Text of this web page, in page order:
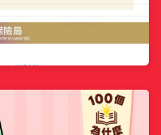
看懂
！ 許多勞工朋友常把